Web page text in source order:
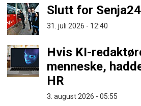
Slutt for
31. juli 2026 - 12:40
Hvis KI-
menneske,
HR
3. august 2026 - 05:55